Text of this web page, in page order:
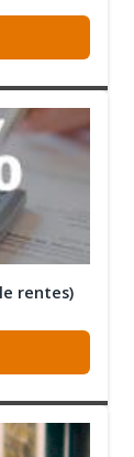
rentes)